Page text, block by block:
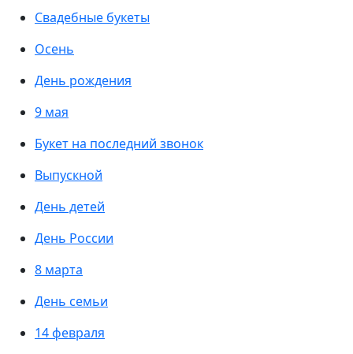
Свадебные букеты
Осень
День рождения
9 мая
Букет на последний звонок
Выпускной
День детей
День России
8 марта
День семьи
14 февраля